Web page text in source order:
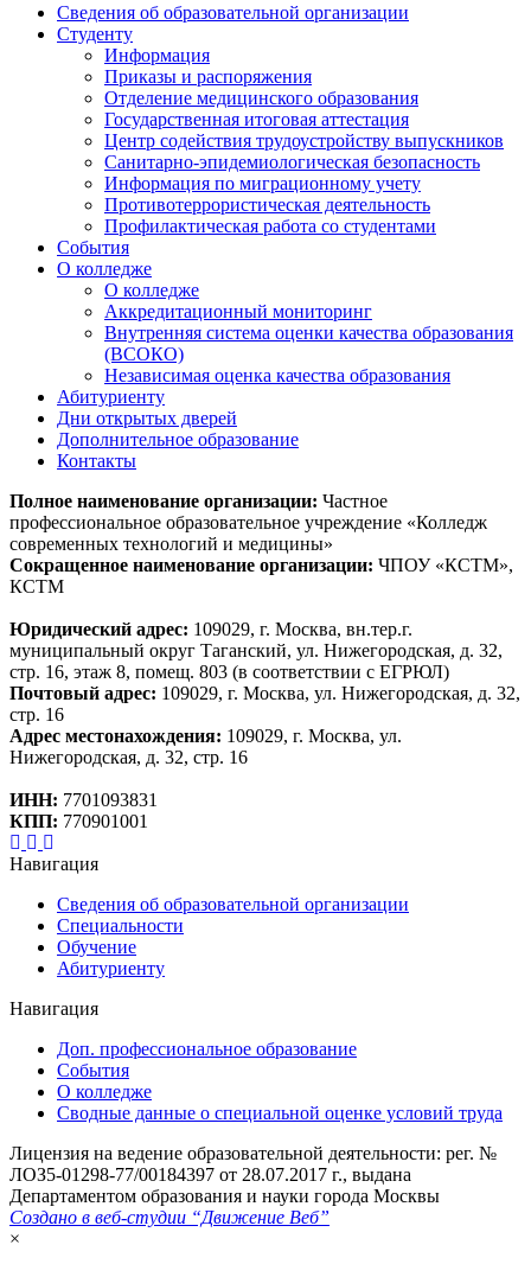
Сведения об образовательной организации
Студенту
Информация
Приказы и распоряжения
Отделение медицинского образования
Государственная итоговая аттестация
Центр содействия трудоустройству выпускников
Санитарно-эпидемиологическая безопасность
Информация по миграционному учету
Противотеррористическая деятельность
Профилактическая работа со студентами
События
О колледже
О колледже
Аккредитационный мониторинг
Внутренняя система оценки качества образования
(ВСОКО)
Независимая оценка качества образования
Абитуриенту
Дни открытых дверей
Дополнительное образование
Контакты
Полное наименование организации: Частное
профессиональное образовательное учреждение «Колледж
современных технологий и медицины»
Сокращенное наименование организации: ЧПОУ «КСТМ»,
КСТМ
Юридический адрес: 109029, г. Москва, вн.тер.г.
муниципальный округ Таганский, ул. Нижегородская, д. 32,
стр. 16, этаж 8, помещ. 803 (в соответствии с ЕГРЮЛ)
Почтовый адрес: 109029, г. Москва, ул. Нижегородская, д. 32,
стр. 16
Адрес местонахождения: 109029, г. Москва, ул.
Нижегородская, д. 32, стр. 16
ИНН: 7701093831
КПП: 770901001
Навигация
Сведения об образовательной организации
Специальности
Обучение
Абитуриенту
Навигация
Доп. профессиональное образование
События
О колледже
Сводные данные о специальной оценке условий труда
Лицензия на ведение образовательной деятельности: рег. №
ЛОЗ5-01298-77/00184397 от 28.07.2017 г., выдана
Департаментом образования и науки города Москвы
Создано в веб-студии “Движение Веб”
×